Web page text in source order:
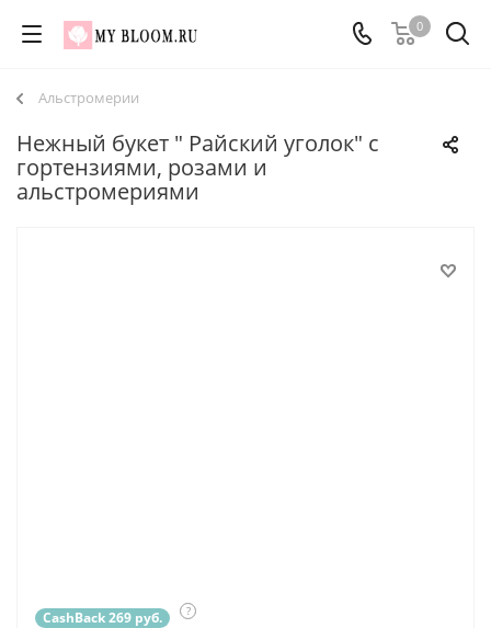
0
Альстромерии
Нежный букет " Райский уголок" с
гортензиями, розами и
альстромериями
CashBack 269 руб. ?